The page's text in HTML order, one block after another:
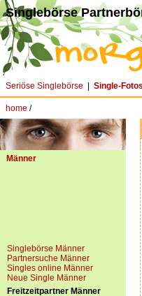
Singlebörse
Seriöse Singlebörse Single-Fotos
home /
Männer
Singlebörse Männer
Partnersuche Männer
Singles online Männer
Neue Single Männer
Freitzeitpartner Männer